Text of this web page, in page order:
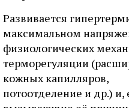
Развивается
максимальном
физиологических
терморегуляции
кожных капилляров,
потоотделение и др.) и,